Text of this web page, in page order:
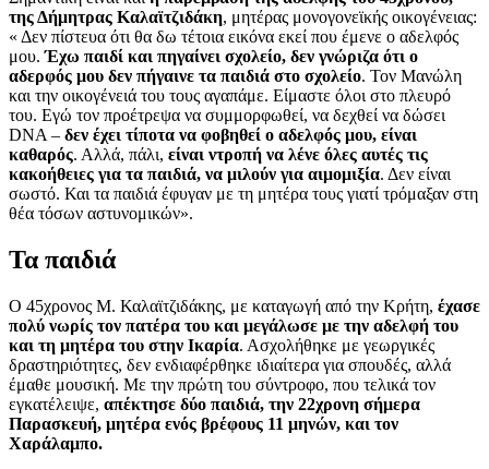
της Δήμητρας Καλαϊτζιδάκη, μητέρας μονογονεϊκής οικογένειας:
« Δεν πίστευα ότι θα δω τέτοια εικόνα εκεί που έμενε ο αδελφός
μου.Έχω παιδί και πηγαίνει σχολείο, δεν γνώριζα ότι ο
αδερφός μου δεν πήγαινε τα παιδιά στο σχολείο. Τον Μανώλη
και την οικογένειά του τους αγαπάμε. Είμαστε όλοι στο πλευρό
του. Εγώ τον προέτρεψα να συμμορφωθεί, να δεχθεί να δώσει
DNA – δεν έχει τίποτα να φοβηθεί ο αδελφός μου, είναι
καθαρός. Αλλά, πάλι, είναι ντροπή να λένε όλες αυτές τις
κακοήθειες για τα παιδιά, να μιλούν για αιμομιξία. Δεν είναι
σωστό. Και τα παιδιά έφυγαν με τη μητέρα τους γιατί τρόμαξαν στη
θέα τόσων αστυνομικών».
Τα παιδιά
Ο 45χρονος Μ. Καλαϊτζιδάκης, με καταγωγή από την Κρήτη, έχασε
πολύ νωρίς τον πατέρα του και μεγάλωσε με την αδελφή του
και τη μητέρα του στην Ικαρία. Ασχολήθηκε με γεωργικές
δραστηριότητες, δεν ενδιαφέρθηκε ιδιαίτερα για σπουδές, αλλά
έμαθε μουσική. Με την πρώτη του σύντροφο, που τελικά τον
εγκατέλειψε, απέκτησε δύο παιδιά, την 22χρονη σήμερα
Παρασκευή, μητέρα ενός βρέφους 11 μηνών, και τον
Χαράλαμπο.